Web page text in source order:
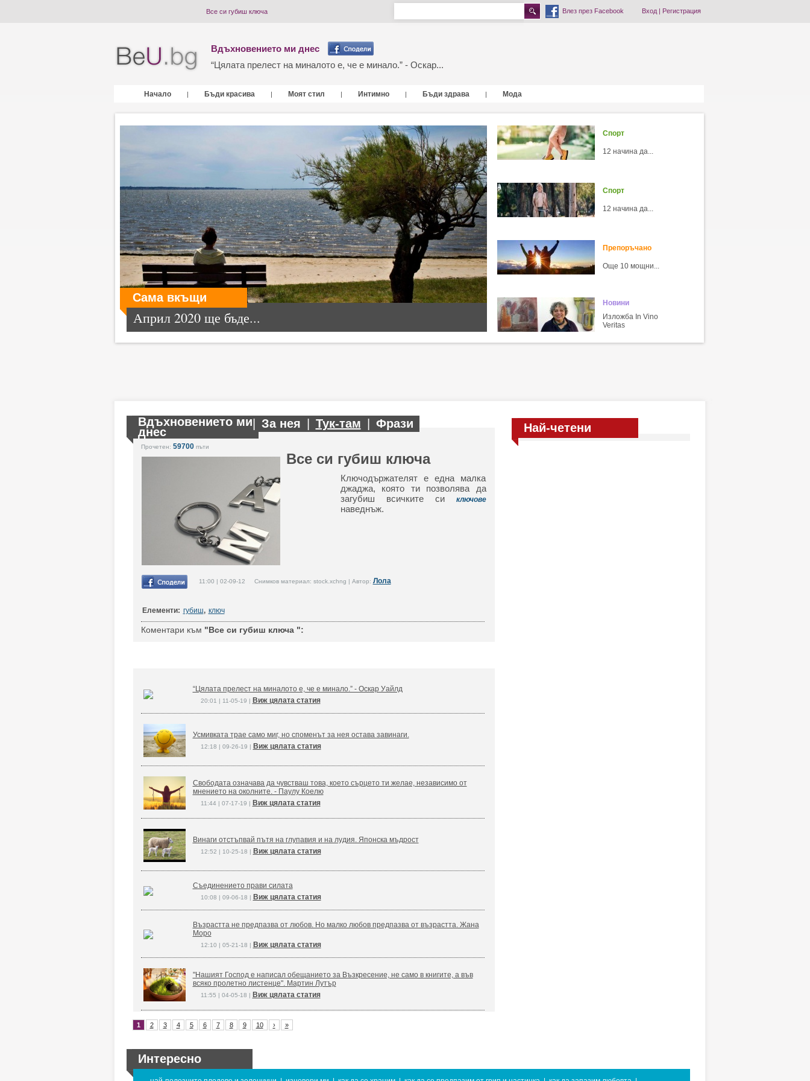
Все си губиш ключа Влез през Facebook Вход| Регистрация
Вдъхновението ми днес
“Цялата прелест на миналото е, че е минало.” - Оскар...
Начало | Бъди красива | Моят стил | Интимно | Бъди здрава | Мода
Сама вкъщи
Април 2020 ще бъде...
Спорт
12 начина да...
Спорт
12 начина да...
Препоръчано
Още 10 мощни...
Новини
Изложба In Vino
Veritas
Вдъхновението ми
днес
За нея Тук-там Фрази
Прочетен: 59700пъти
Все си губиш ключа
Ключодържателят е една малка
джаджа, която ти позволява да
загубиш всичките си
ключове
наведнъж.
11:00 | 02-09-12 Снимков материал: stock.xchng | Автор: Лола
Елементи: губиш, ключ
Коментари към "Все си губиш ключа ":
“Цялата прелест на миналото е, че е минало.” - Оскар Уайлд
20:01 | 11-05-19 | Виж цялата статия
Усмивката трае само миг, но споменът за нея остава завинаги.
12:18 | 09-26-19 | Виж цялата статия
Свободата означава да чувстваш това, което сърцето ти желае, независимо от
мнението на околните. - Паулу Коелю
11:44 | 07-17-19 | Виж цялата статия
Винаги отстъпвай пътя на глупавия и на лудия. Японска мъдрост
12:52 | 10-25-18 | Виж цялата статия
Съединението прави силата
10:08 | 09-06-18 | Виж цялата статия
Възрастта не предпазва от любов. Но малко любов предпазва от възрастта. Жана
Моро
12:10 | 05-21-18 | Виж цялата статия
"Нашият Господ е написал обещанието за Възкресение, не само в книгите, а във
всяко пролетно листенце". Мартин Лутър
11:55 | 04-05-18 | Виж цялата статия
1 2 3 4 5 6 7 8 9 10 › »
Най-четени
Интересно